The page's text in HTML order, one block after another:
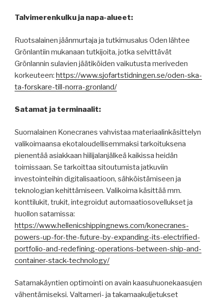
Talvimerenkulku ja napa-alueet:
Ruotsalainen jäänmurtaja ja tutkimusalus Oden lähtee
Grönlantiin mukanaan tutkijoita, jotka selvittävät
Grönlannin sulavien jäätiköiden vaikutusta meriveden
korkeuteen: https://www.sjofartstidningen.se/oden-ska-
ta-forskare-till-norra-gronland/
Satamat ja terminaalit:
Suomalainen Konecranes vahvistaa materiaalinkäsittelyn
valikoimaansa ekotaloudellisemmaksi tarkoituksena
pienentää asiakkaan hiilijalanjälkeä kaikissa heidän
toimissaan. Se tarkoittaa sitoutumista jatkuviin
investointeihin digitalisaatioon, sähköistämiseen ja
teknologian kehittämiseen. Valikoima käsittää mm.
konttilukit, trukit, integroidut automaatiosovellukset ja
huollon satamissa:
https://www.hellenicshippingnews.com/konecranes-
powers-up-for-the-future-by-expanding-its-electrified-
portfolio-and-redefining-operations-between-ship-and-
container-stack-technology/
Satamakäyntien optimointi on avain kaasuhuonekaasujen
vähentämiseksi. Valtameri- ja takamaakuljetukset